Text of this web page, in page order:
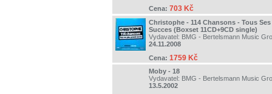
Cena: 703 Kč
Christophe - 114 Chansons - Tous
Succes (Boxset 11CD+9CD single)
Vydavatel: BMG - Bertelsmann Music
24.11.2008
Cena: 1759 Kč
Moby - 18
Vydavatel: BMG - Bertelsmann Music
13.5.2002